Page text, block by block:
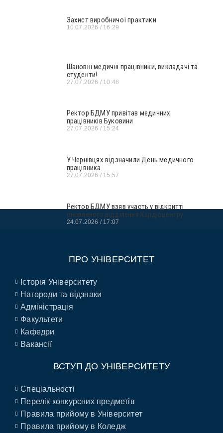
Захист виробничої практики
10.07.2026 16:29
Шановні медичні працівники, викладачі та
студенти!
27.07.2026 10:48
Ректор БДМУ привітав медичних
працівників Буковини
27.07.2026 15:24
У Чернівцях відзначили День медичного
працівника
27.07.2026 15:57
Ректор БДМУ взяв участь у відкритті
оновленого відділення Кардіоцентру
24.07.2026 17:07
ПРО УНІВЕРСИТЕТ
Історія Університету
Нагороди та відзнаки
Адміністрація
Факультети
Кафедри
Вакансії
ВСТУП ДО УНІВЕРСИТЕТУ
Спеціальності
Перелік конкурсних предметів
Правила прийому в Університет
Правила прийому в Коледж